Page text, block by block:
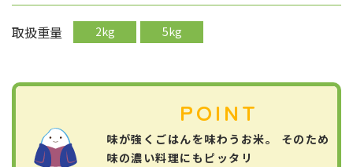
取扱重量 2kg 5kg
POINT
味が強くごはんを味わうお米。 そのため
味の濃い料理にもピッタリ